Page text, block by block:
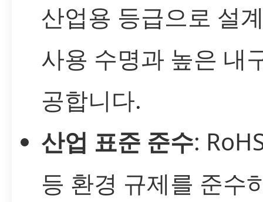
산업용 등급으로 설
사용 수명과 높은 내
공합니다.
산업 표준 준수:
등 환경 규제를 준수